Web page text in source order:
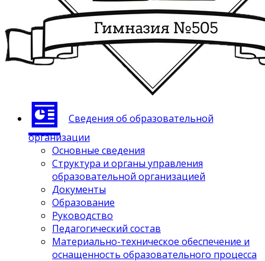
Сведения об образовательной
организации
Основные сведения
Структура и органы управления
образовательной организацией
Документы
Образование
Руководство
Педагогический состав
Материально-техническое обеспечение и
оснащенность образовательного процесса